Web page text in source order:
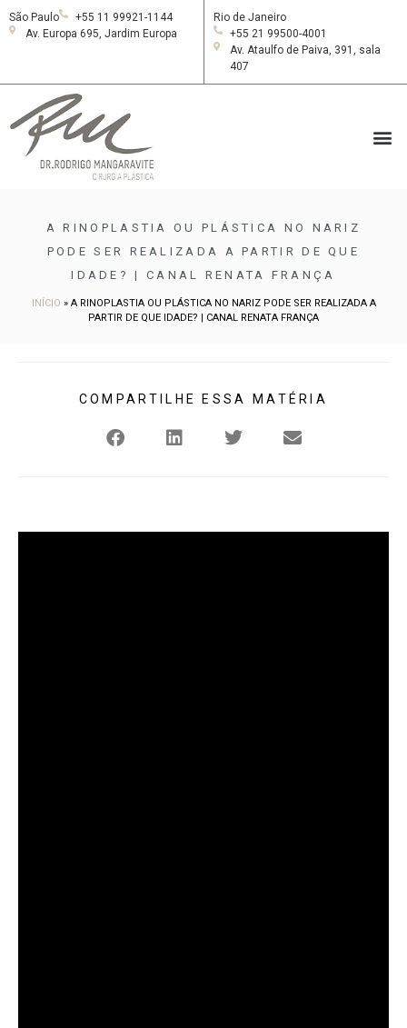
São Paulo
+55 11 99921-1144
Av. Europa 695, Jardim Europa
Rio de Janeiro
+55 21 99500-4001
Av. Ataulfo de Paiva, 391, sala
407
A RINOPLASTIA OU PLÁSTICA NO NARIZ
PODE SER REALIZADA A PARTIR DE QUE
IDADE? | CANAL RENATA FRANÇA
INÍCIO » A RINOPLASTIA OU PLÁSTICA NO NARIZ PODE SER REALIZADA A
PARTIR DE QUE IDADE? | CANAL RENATA FRANÇA
COMPARTILHE ESSA MATÉRIA